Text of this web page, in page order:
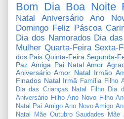
Bom Dia Boa Noite
Natal Aniversário Ano
Domingo Feliz Páscoa
Dia dos Namorados Dia
Mulher Quarta-Feira Sexta-
dos Pais Quinta-Feira Segunda-
Paz Amiga Pai Natal Amor
Aniversário Amor Natal Irmão
Finados Natal Irmã Família Filho
Dia das Crianças
Natal Filho Dia
Aniversário Filho Ano Novo Filho
Natal Pai Amigo Ano Novo Amigo
Natal Mãe Outubro Saudades Mãe